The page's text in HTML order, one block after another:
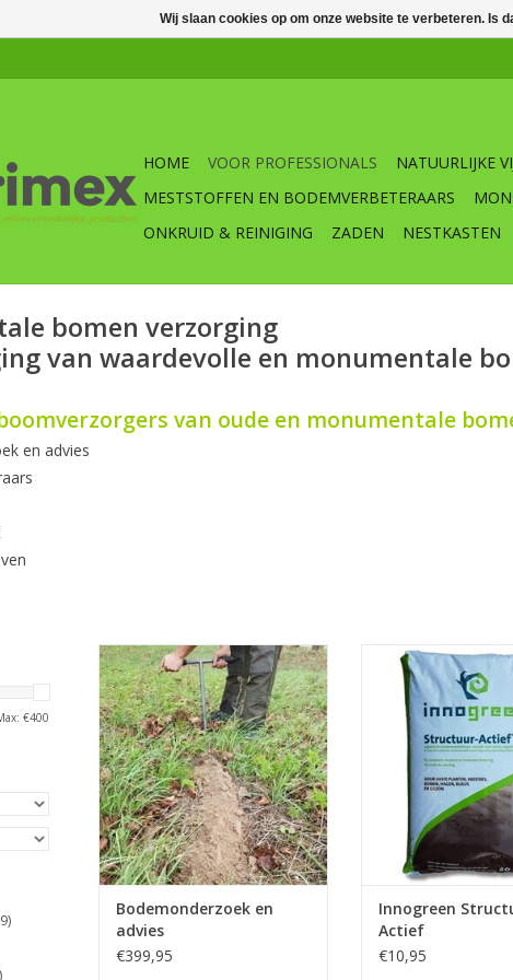
HOME VOOR PROFESSIONALS NATUURLIJKE
MESTSTOFFEN EN BODEMVERBETERAARS
ONKRUID & REINIGING
ZADEN NESTKASTEN
bomen verzorging
van waardevolle en monumentale
van oude en monumentale
en advies
€400
Brimex bodemonderzoek grond
basis advies
TOEVOEGEN AAN WINKELWAGEN
Bodemonderzoek en
advies
€399,95
Structuur Actief is
een universele
bieden voor
De rijke
product tot een
verplantgrond. Te
voor de aanplant
planten, heesters
TOEVOEGEN AAN
Innogreen
Actief
€10,95
Wij slaan cookies op om onze website te verbeteren. Is